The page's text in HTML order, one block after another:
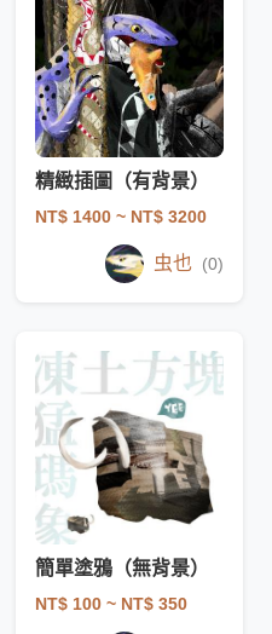
精緻插圖（有背景）
NT$ 1400 ~ NT$ 3200
虫也 (0)
簡單塗鴉（無背景）
NT$ 100 ~ NT$ 350